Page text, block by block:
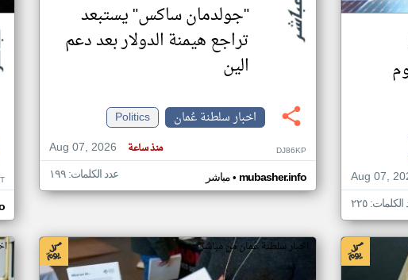
Aug 07,
٢٢٥
"جولدمان ساكس" يستبعد
تراجع هيمنة الدولار بعد دعم
الين
اخبار سلطنة عُمان
Politics
Aug 07, 2026
منذ ساعة DJ86KP
مباشر• mubasher.info عدد الكلمات: ١٩٩
اخبار سلطنة عُمان من مباشر